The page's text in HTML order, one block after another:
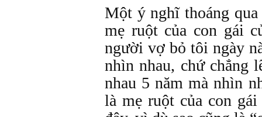
Một ý nghĩ thoáng
mẹ ruột của con gái
người vợ bỏ tôi ngày
nhìn nhau, chứ chẳng
nhau 5 năm mà nhìn
là mẹ ruột của con